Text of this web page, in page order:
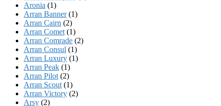
Aronia (1)
Arran Banner(1)
Arran Cairn (2)
Arran Comet (1)
Arran Comrade (2)
Arran Consul (1)
Arran Luxury (1)
Arran Peak (1)
Arran Pilot (2)
Arran Scout (1)
Arran Victory (2)
Arsy (2)